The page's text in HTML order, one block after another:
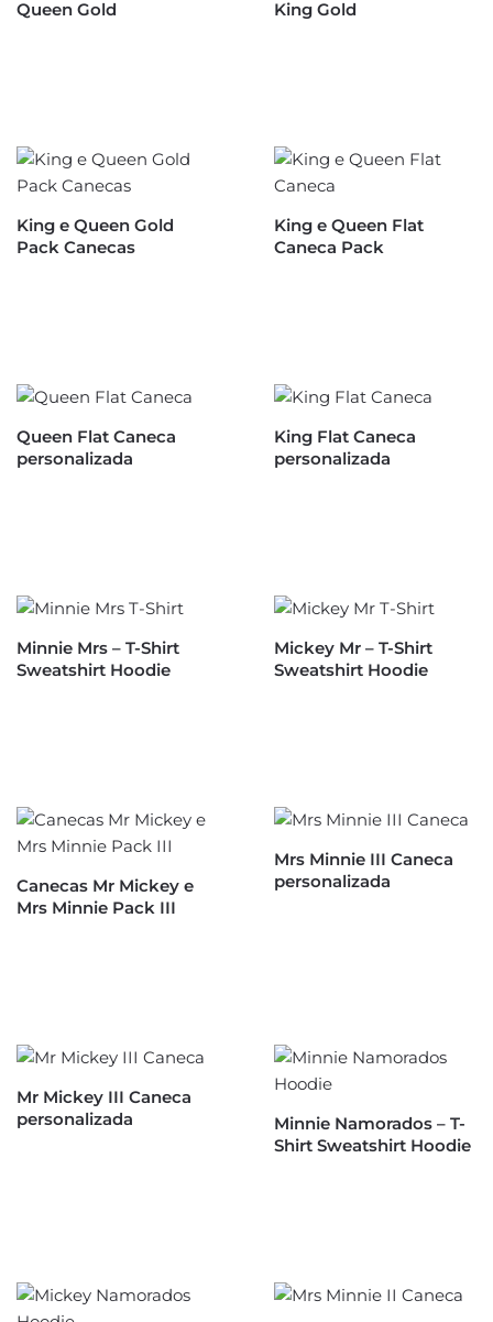
Queen Gold
King Gold
King e Queen Gold
Pack Canecas
King e Queen Flat
Caneca Pack
Queen Flat Caneca
personalizada
King Flat Caneca
personalizada
Minnie Mrs – T-Shirt
Sweatshirt Hoodie
Mickey Mr – T-Shirt
Sweatshirt Hoodie
Canecas Mr Mickey e
Mrs Minnie Pack III
Mrs Minnie III Caneca
personalizada
Mr Mickey III Caneca
personalizada
Minnie Namorados – T-
Shirt Sweatshirt Hoodie